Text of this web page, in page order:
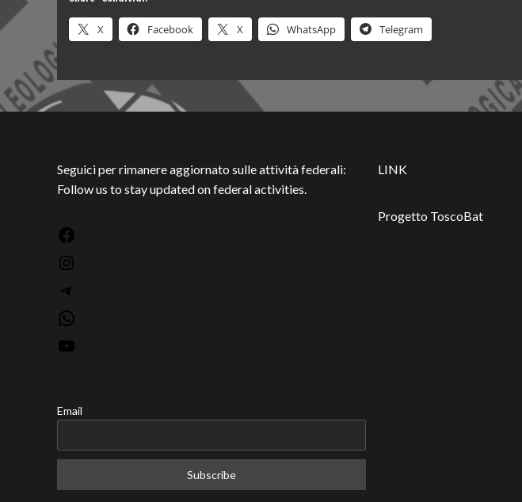
X Facebook X WhatsApp Telegram
Seguici per rimanere aggiornato sulle attività federali:
Follow us to stay updated on federal activities.
Email
LINK
Progetto ToscoBat